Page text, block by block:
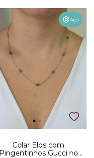
Aço
Colar Elos com
Pingentinhos Gucci no